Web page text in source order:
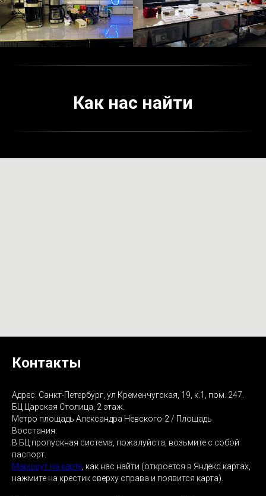
Как нас найти
Контакты
Адрес: Санкт-Петербург, ул Кременчугская, 19, к.1, пом. 247.
БЦ Царская Столица, 2 этаж.
Метро площадь Александра Невского-2 / Площадь
Восстания.
В БЦ пропускная система, пожалуйста, возьмите с собой
паспорт.
Маршрут на карте , как нас найти (откроется в Яндекс картах,
нажмите на крестик сверху справа и появится карта).